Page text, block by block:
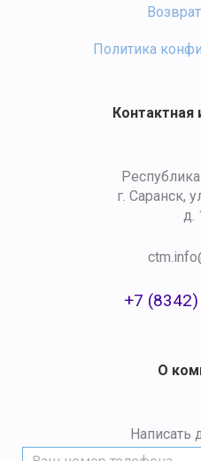
Политика
О
Написать
г. Саранск,
д.
+7